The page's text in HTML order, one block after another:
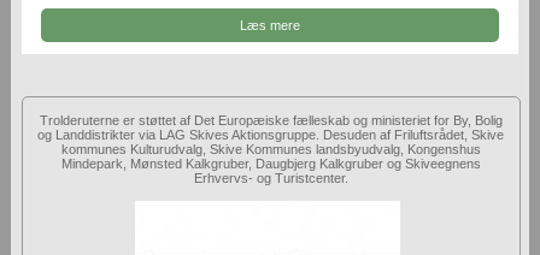
Læs mere
Trolderuterne er støttet af Det Europæiske fælleskab og ministeriet for By, Bolig
og Landdistrikter via LAG Skives Aktionsgruppe. Desuden af Friluftsrådet, Skive
kommunes Kulturudvalg, Skive Kommunes landsbyudvalg, Kongenshus
Mindepark, Mønsted Kalkgruber, Daugbjerg Kalkgruber og Skiveegnens
Erhvervs- og Turistcenter.